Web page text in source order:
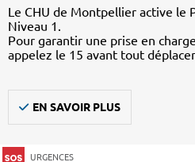
Le CHU de Montpellier active le
Niveau 1.
Pour garantir une prise en
appelez le 15 avant tout
EN SAVOIR PLUS
URGENCES